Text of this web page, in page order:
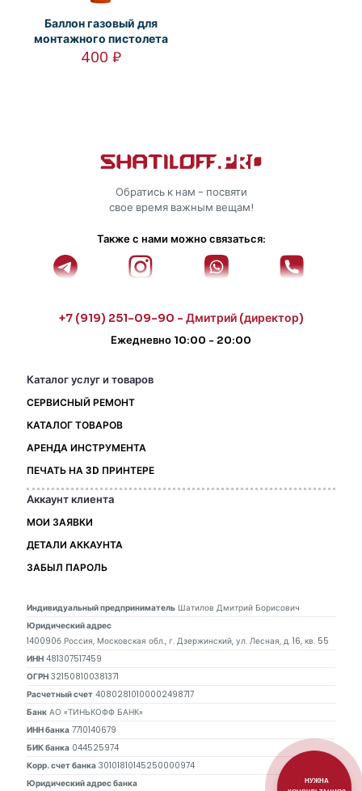
Баллон газовый для
монтажного пистолета
400 ₽
Обратись к нам - посвяти
свое время важным вещам!
Также с нами можно связаться:
+7 (919) 251-09-90 - Дмитрий (директор)
Ежедневно 10:00 - 20:00
Каталог услуг и товаров
СЕРВИСНЫЙ РЕМОНТ
КАТАЛОГ ТОВАРОВ
АРЕНДА ИНСТРУМЕНТА
ПЕЧАТЬ НА 3D ПРИНТЕРЕ
Аккаунт клиента
МОИ ЗАЯВКИ
ДЕТАЛИ АККАУНТА
ЗАБЫЛ ПАРОЛЬ
Индивидуальный предприниматель Шатилов Дмитрий Борисович
Юридический адрес
140090б Россия, Московская обл., г. Дзержинский, ул. Лесная, д. 16, кв. 55
ИНН 481307517459
ОГРН 321508100381371
Расчетный счет 40802810100002498717
Банк АО «ТИНЬКОФФ БАНК»
ИНН банка 7710140679
БИК банка 044525974
Корр. счет банка 30101810145250000974
Юридический адрес банка
НУЖНА